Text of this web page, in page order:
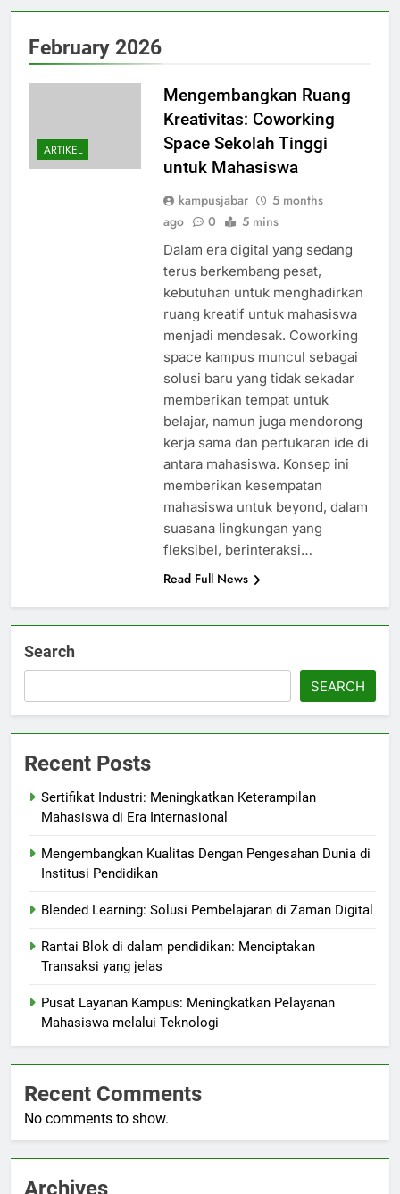
February 2026
ARTIKEL
Mengembangkan Ruang
Kreativitas: Coworking
Space Sekolah Tinggi
untuk Mahasiswa
kampusjabar
5 months
ago
0 5 mins
Dalam era digital yang sedang
terus berkembang pesat,
kebutuhan untuk menghadirkan
ruang kreatif untuk mahasiswa
menjadi mendesak. Coworking
space kampus muncul sebagai
solusi baru yang tidak sekadar
memberikan tempat untuk
belajar, namun juga mendorong
kerja sama dan pertukaran ide di
antara mahasiswa. Konsep ini
memberikan kesempatan
mahasiswa untuk beyond, dalam
suasana lingkungan yang
fleksibel, berinteraksi…
Read Full News
Search
SEARCH
Recent Posts
Sertifikat Industri: Meningkatkan Keterampilan
Mahasiswa di Era Internasional
Mengembangkan Kualitas Dengan Pengesahan Dunia di
Institusi Pendidikan
Blended Learning: Solusi Pembelajaran di Zaman Digital
Rantai Blok di dalam pendidikan: Menciptakan
Transaksi yang jelas
Pusat Layanan Kampus: Meningkatkan Pelayanan
Mahasiswa melalui Teknologi
Recent Comments
No comments to show.
Archives